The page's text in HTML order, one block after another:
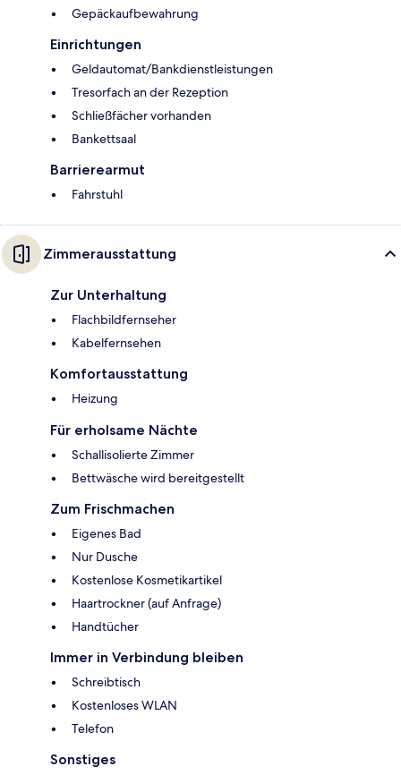
Gepäckaufbewahrung
Einrichtungen
Geldautomat/Bankdienstleistungen
Tresorfach an der Rezeption
Schließfächer vorhanden
Bankettsaal
Barrierearmut
Fahrstuhl
Zimmerausstattung
Zur Unterhaltung
Flachbildfernseher
Kabelfernsehen
Komfortausstattung
Heizung
Für erholsame Nächte
Schallisolierte Zimmer
Bettwäsche wird bereitgestellt
Zum Frischmachen
Eigenes Bad
Nur Dusche
Kostenlose Kosmetikartikel
Haartrockner (auf Anfrage)
Handtücher
Immer in Verbindung bleiben
Schreibtisch
Kostenloses WLAN
Telefon
Sonstiges